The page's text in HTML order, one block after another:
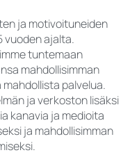
ja motivoituneiden
vuoden ajalta.
tuntemaan
mahdollisimman
palvelua.
ja verkoston lisäksi
kanavia ja medioita
ja mahdollisimman